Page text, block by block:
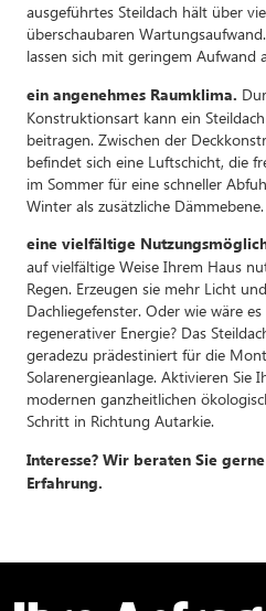
ausgeführtes Steildach hält über
überschaubaren
lassen sich mit geringem Aufwand
ein angenehmes Raumklima.
Konstruktionsart kann ein
beitragen. Zwischen der
befindet sich eine Luftschicht, die
im Sommer für eine schneller
Winter als zusätzliche Dämmebene.
eine vielfältige
auf vielfältige Weise Ihrem Haus
Regen. Erzeugen sie mehr Licht
Dachliegefenster. Oder wie wäre
regenerativer Energie? Das
geradezu prädestiniert für die
Solarenergieanlage. Aktivieren Sie
modernen ganzheitlichen
Schritt in Richtung Autarkie.
Interesse? Wir beraten Sie
Erfahrung.